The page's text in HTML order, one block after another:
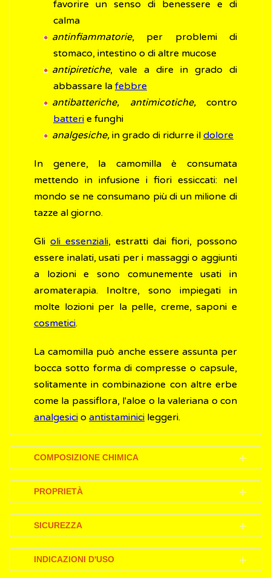
favorire un senso di benessere e di
calma
antinfiammatorie, per problemi di
stomaco, intestino o di altre mucose
antipiretiche, vale a dire in grado di
abbassare la febbre
antibatteriche, antimicotiche, contro
batteri e funghi
analgesiche, in grado di ridurre il dolore
In genere, la camomilla è consumata
mettendo in infusione i fiori essiccati: nel
mondo se ne consumano più di un milione di
tazze al giorno.
Gli oli essenziali, estratti dai fiori, possono
essere inalati, usati per i massaggi o aggiunti
a lozioni e sono comunemente usati in
aromaterapia. Inoltre, sono impiegati in
molte lozioni per la pelle, creme, saponi e
cosmetici.
La camomilla può anche essere assunta per
bocca sotto forma di compresse o capsule,
solitamente in combinazione con altre erbe
come la passiflora, l'aloe o la valeriana o con
analgesici o antistaminici leggeri.
COMPOSIZIONE CHIMICA
Gli effetti benefici della camomilla sono
legati alla presenza di diversi flavonoidi
contenuti nella sua parte centrale
(apigenina, luteolina) e di derivati ​​flavonolici
(quercetina, patuletina).
PROPRIETÀ
Tradizionalmente, la camomilla è stata usata
per secoli come medicina antinfiammatoria,
antiossidante, leggermente astringente e
sedativa.
SICUREZZA
Gli effetti indesiderati (effetti collaterali)
sono rari e l'uso della camomilla è
INDICAZIONI D'USO